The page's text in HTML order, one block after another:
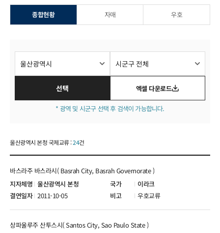
국제기구회의
종합현황 자매 우호
선택 엑셀 다운로드
* 광역 및 시군구 선택 후 검색이 가능합니다.
울산광역시 본청 국제교류 :24건
울산광역시 본청 이라크
바스라주 바스라시( Basrah City, Basrah Governorate )
2011-10-05 우호교류
상파울루주 산투스시( Santos City, Sao Paulo State )